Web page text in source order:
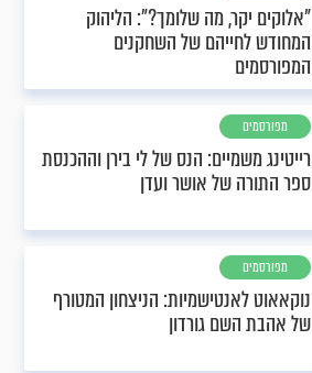
"אלוקים יקר, מה שלומך?": הליהוק
המחודש לחייהם של השחקנים
המפורסמים
מפורסמים
רייטינג משמיים: הנס של לי בירן וההכנסת
ספר התורה של אושר ועדן
מפורסמים
נוקאאוט לאנטישמיות: הניצחון המטורף
של אהבת השם גורדון